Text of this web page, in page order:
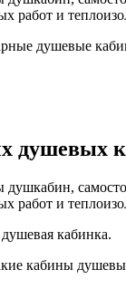
душевые
душевых
кабинка.
кабины